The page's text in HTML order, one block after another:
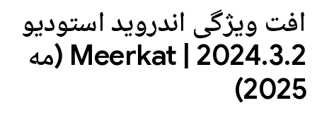
افت ویژگی اندروید استودیو
Meerkat | 2024.3.
2 (مه
2025)